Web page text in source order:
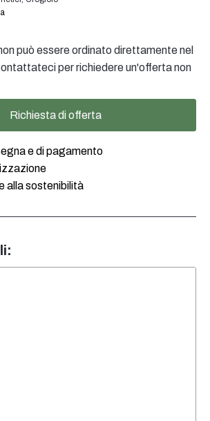
può essere ordinato direttamente nel
per richiedere un'offerta non
Richiesta di offerta
e di pagamento
alla sostenibilità